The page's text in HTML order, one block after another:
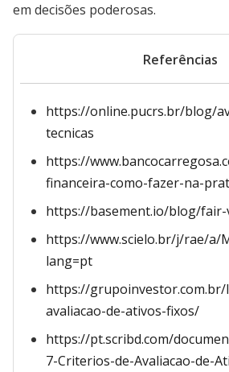
em decisões poderosas.
Referências
https://online.pucrs.br/blog/
tecnicas
https://
financeira-como-fazer-na-
https://basement.io/blog/
https://www.scielo.br/j/rae/a/
lang=pt
https://grupoinvestor.com.br/
avaliacao-de-ativos-fixos/
https://pt.scribd.com/
7-Criterios-de-Avaliacao-de-